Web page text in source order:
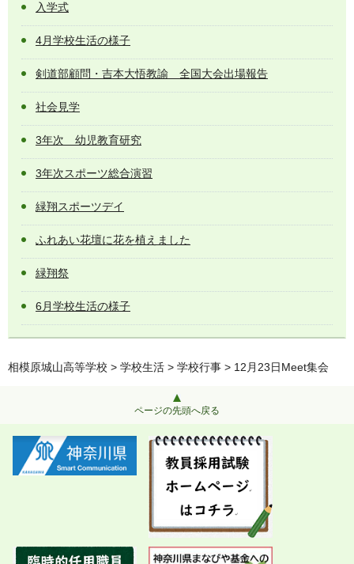
入学式
4月学校生活の様子
剣道部顧問・吉本大悟教諭 全国大会出場報告
社会見学
3年次 幼児教育研究
3年次スポーツ総合演習
緑翔スポーツデイ
ふれあい花壇に花を植えました
緑翔祭
6月学校生活の様子
相模原城山高等学校 > 学校生活 > 学校行事 > 12月23日Meet集会
ページの先頭へ戻る